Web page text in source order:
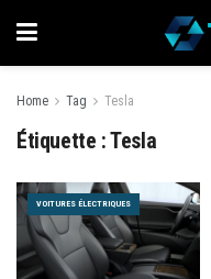
Home Tag Tesla
Étiquette :Tesla
VOITURES ÉLECTRIQUES